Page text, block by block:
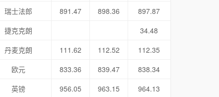
瑞士法郎
891.47 898.36
897.87
捷克克朗
34.48
丹麦克朗
111.62 112.52
112.35
欧元
833.36 839.47
838.34
英镑
956.05 963.15
964.13